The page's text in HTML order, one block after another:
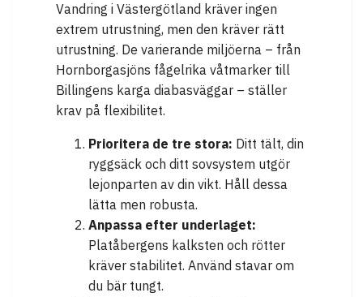
Vandring i Västergötland kräver ingen
extrem utrustning, men den kräver rätt
utrustning. De varierande miljöerna – från
Hornborgasjöns fågelrika våtmarker till
Billingens karga diabasväggar – ställer
krav på flexibilitet.
Prioritera de tre stora: Ditt tält, din
ryggsäck och ditt sovsystem utgör
lejonparten av din vikt. Håll dessa
lätta men robusta.
Anpassa efter underlaget:
Platåbergens kalksten och rötter
kräver stabilitet. Använd stavar om
du bär tungt.